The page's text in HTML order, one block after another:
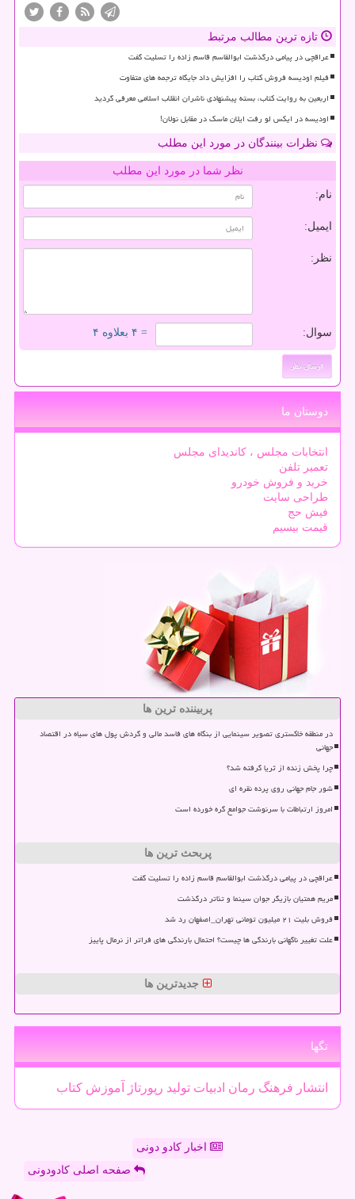
تازه ترین مطالب مرتبط
عراقچی در پیامی درگذشت ابوالقاسم قاسم زاده را تسلیت گفت
فیلم اودیسه فروش کتاب را افزایش داد جایگاه ترجمه های متفاوت
اربعین به روایت کتاب، بسته پیشنهادی ناشران انقلاب اسلامی معرفی گردید
اودیسه در ایکس لو رفت ایلان ماسک در مقابل نولان!
نظرات بینندگان در مورد این مطلب
نظر شما در مورد این مطلب
نام:
ایمیل:
نظر:
سوال: = ۴ بعلاوه ۴
دوستان ما
انتخابات مجلس ، کاندیدای مجلس
تعمیر تلفن
خرید و فروش خودرو
طراحی سایت
فیش حج
قیمت بیسیم
پربیننده ترین ها
در منطقه خاکستری تصویر سینمایی از بنگاه های فاسد مالی و گردش پول های سیاه در اقتصاد
جهانی
چرا پخش زنده از ثریا گرفته شد؟
شور جام جهانی روی پرده نقره ای
امروز ارتباطات با سرنوشت جوامع گره خورده است
پربحث ترین ها
عراقچی در پیامی درگذشت ابوالقاسم قاسم زاده را تسلیت گفت
مریم همتیان بازیگر جوان سینما و تئاتر درگذشت
فروش بلیت ۲۱ میلیون تومانی تهران_اصفهان رد شد
علت تغییر ناگهانی بارندگی ها چیست؟ احتمال بارندگی های فراتر از نرمال پاییز
جدیدترین ها
تگها
انتشار فرهنگ رمان ادبیات تولید رپورتاژ آموزش كتاب
اخبار کادو دونی
صفحه اصلی کادودونی